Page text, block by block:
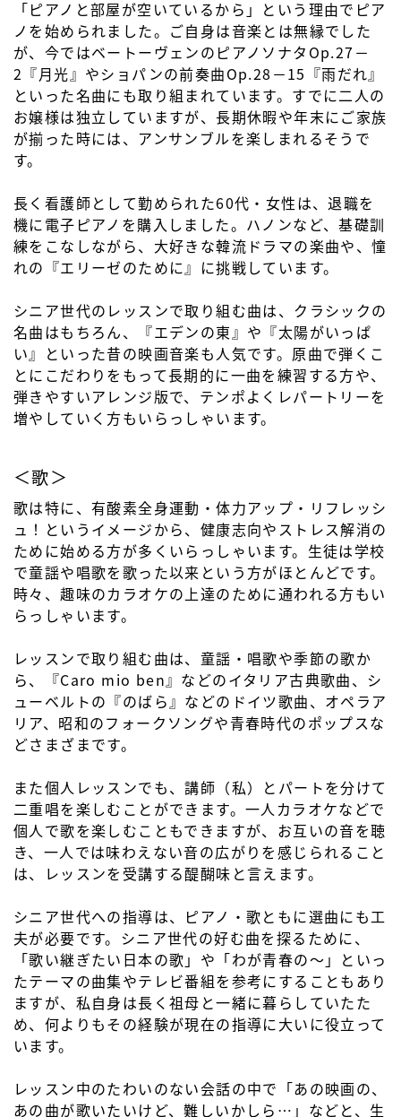
「ピアノと部屋が空いているから」という理由でピア
ノを始められました。ご自身は音楽とは無縁でした
が、今ではベートーヴェンのピアノソナタOp.27－
2『月光』やショパンの前奏曲Op.28－15『雨だれ』
といった名曲にも取り組まれています。すでに二人の
お嬢様は独立していますが、長期休暇や年末にご家族
が揃った時には、アンサンブルを楽しまれるそうで
す。
長く看護師として勤められた60代・女性は、退職を
機に電子ピアノを購入しました。ハノンなど、基礎訓
練をこなしながら、大好きな韓流ドラマの楽曲や、憧
れの『エリーゼのために』に挑戦しています。
シニア世代のレッスンで取り組む曲は、クラシックの
名曲はもちろん、『エデンの東』や『太陽がいっぱ
い』といった昔の映画音楽も人気です。原曲で弾くこ
とにこだわりをもって長期的に一曲を練習する方や、
弾きやすいアレンジ版で、テンポよくレパートリーを
増やしていく方もいらっしゃいます。
＜歌＞
歌は特に、有酸素全身運動・体力アップ・リフレッシ
ュ！というイメージから、健康志向やストレス解消の
ために始める方が多くいらっしゃいます。生徒は学校
で童謡や唱歌を歌った以来という方がほとんどです。
時々、趣味のカラオケの上達のために通われる方もい
らっしゃいます。
レッスンで取り組む曲は、童謡・唱歌や季節の歌か
ら、『Caro mio ben』などのイタリア古典歌曲、シ
ューベルトの『のばら』などのドイツ歌曲、オペラア
リア、昭和のフォークソングや青春時代のポップスな
どさまざまです。
また個人レッスンでも、講師（私）とパートを分けて
二重唱を楽しむことができます。一人カラオケなどで
個人で歌を楽しむこともできますが、お互いの音を聴
き、一人では味わえない音の広がりを感じられること
は、レッスンを受講する醍醐味と言えます。
シニア世代への指導は、ピアノ・歌ともに選曲にも工
夫が必要です。シニア世代の好む曲を探るために、
「歌い継ぎたい日本の歌」や「わが青春の～」といっ
たテーマの曲集やテレビ番組を参考にすることもあり
ますが、私自身は長く祖母と一緒に暮らしていたた
め、何よりもその経験が現在の指導に大いに役立って
います。
レッスン中のたわいのない会話の中で「あの映画の、
あの曲が歌いたいけど、難しいかしら…」などと、生